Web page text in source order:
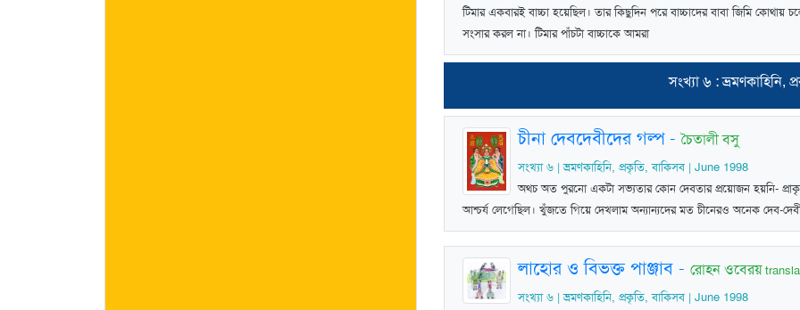
টিমার একবারই বাচ্চা হয়েছিল। তার কিছুদিন পরে বাচ্চাদের বাবা জিমি
সংসার করল না। টিমার পাঁচটা বাচ্চাকে আমরা
সংখ্যা ৬ : ভ্রমণকাহিনি,
চীনা দেবদেবীদের গল্প-চৈতালী বসু
সংখ্যা ৬ | ভ্রমণকাহিনি, প্রকৃতি, বাকিসব | June 1998
অথচ অত পুরনো একটা সভ্যতার কোন দেবতার প্রয়োজন হয়নি-
আশ্চর্য লেগেছিল। খুঁজতে গিয়ে দেখলাম অন্যান্যদের মত চীনেরও অনেক দেব-
লাহোর ও বিভক্ত পাঞ্জাব - রোহন ওবেরয়
সংখ্যা ৬ | ভ্রমণকাহিনি, প্রকৃতি, বাকিসব | June 1998